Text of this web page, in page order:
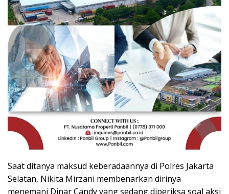
Saat ditanya maksud keberadaannya di Polres Jakarta
Selatan, Nikita Mirzani membenarkan dirinya
menemani Dinar Candy yang sedang diperiksa soal aksi